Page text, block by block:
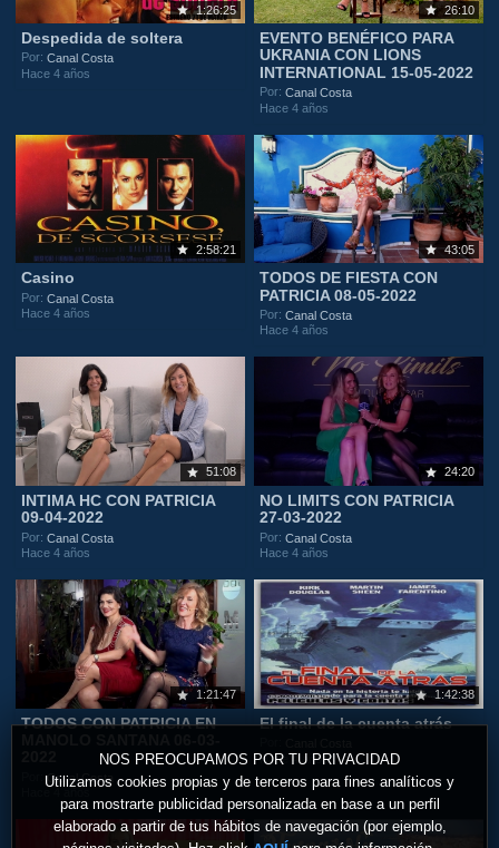
NOS PREOCUPAMOS POR TU PRIVACIDAD
Utilizamos cookies propias y de terceros para fines analíticos y
para mostrarte publicidad personalizada en base a un perfil
elaborado a partir de tus hábitos de navegación (por ejemplo,
1:26:25
Despedida de soltera
Por:Canal Costa
Hace 4 años
26:10
EVENTO BENÉFICO PARA
UKRANIA CON LIONS
INTERNATIONAL 15-05-2022
Por:Canal Costa
Hace 4 años
2:58:21
Casino
Por:Canal Costa
Hace 4 años
43:05
TODOS DE FIESTA CON
PATRICIA 08-05-2022
Por:Canal Costa
Hace 4 años
51:08
INTIMA HC CON PATRICIA
09-04-2022
Por:Canal Costa
Hace 4 años
24:20
NO LIMITS CON PATRICIA
27-03-2022
Por:Canal Costa
Hace 4 años
1:21:47
TODOS CON PATRICIA EN
Por:Canal Costa
1:42:38
El final de la cuenta atrás
Hace 4 años